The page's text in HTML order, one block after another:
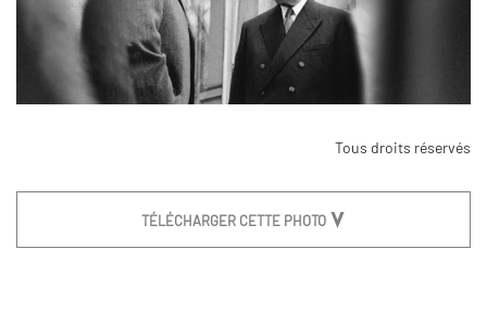
Tous droits réservés
TÉLÉCHARGER CETTE PHOTO